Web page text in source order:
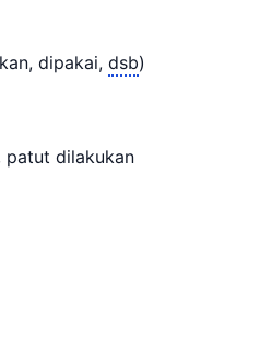
dipakai, dsb)
patut dilakukan